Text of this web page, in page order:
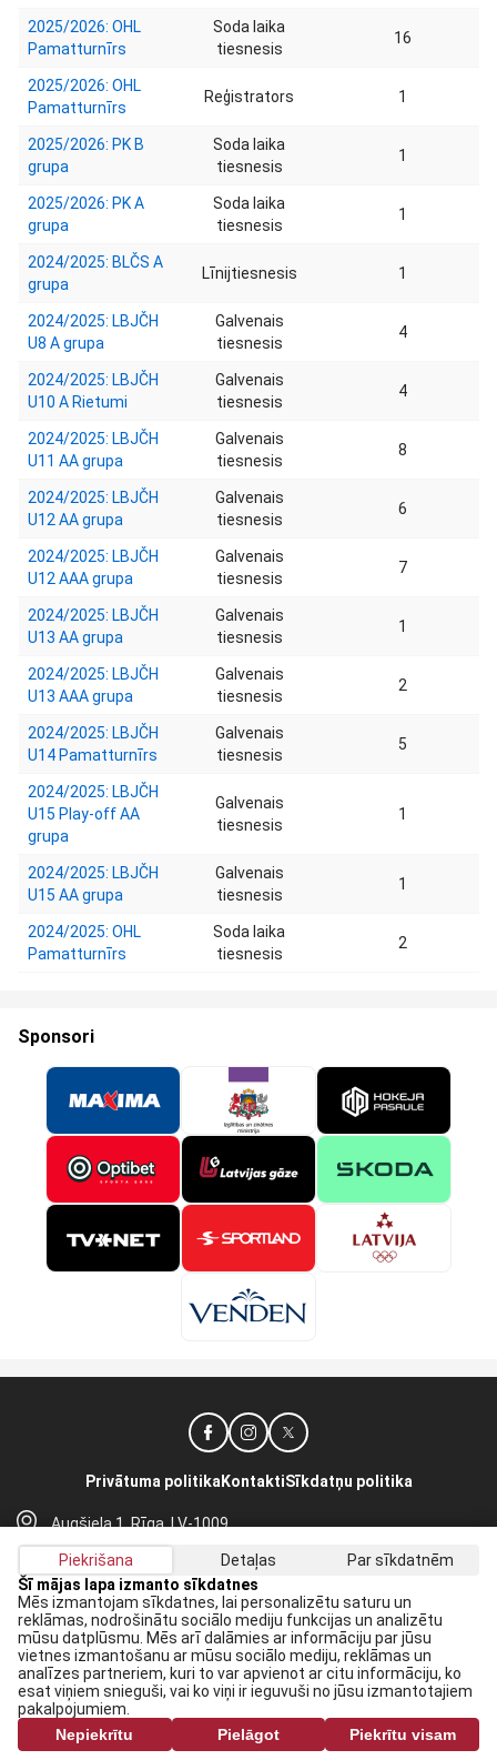
2025/2026: OHL
Pamatturnīrs
Soda laika
tiesnesis
16
2025/2026: OHL
Pamatturnīrs
Reģistrators 1
2025/2026: PK B
grupa
Soda laika
tiesnesis
1
2025/2026: PK A
grupa
Soda laika
tiesnesis
1
2024/2025: BLČS A
grupa
Līnijtiesnesis 1
2024/2025: LBJČH
U8 A grupa
Galvenais
tiesnesis
4
2024/2025: LBJČH
U10 A Rietumi
Galvenais
tiesnesis
4
2024/2025: LBJČH
U11 AA grupa
Galvenais
tiesnesis
8
2024/2025: LBJČH
U12 AA grupa
Galvenais
tiesnesis
6
2024/2025: LBJČH
U12 AAA grupa
Galvenais
tiesnesis
7
2024/2025: LBJČH
U13 AA grupa
Galvenais
tiesnesis
1
2024/2025: LBJČH
U13 AAA grupa
Galvenais
tiesnesis
2
2024/2025: LBJČH
U14 Pamatturnīrs
Galvenais
tiesnesis
5
2024/2025: LBJČH
U15 Play-off AA
grupa
Galvenais
tiesnesis
1
2024/2025: LBJČH
U15 AA grupa
Galvenais
tiesnesis
1
2024/2025: OHL
Pamatturnīrs
Soda laika
tiesnesis
2
Sponsori
Augšiela 1, Rīga, LV-1009
lhf@lhf.lv
+371 67565614
Privātuma politika KontaktiSīkdatņu politika
Saņem jaunākās ziņas savā E-pastā:
Pieteikties
Piekrītu savaidatu apstrādei
Visas tiesības rezervētas. Pārpublicēšanas gadījumā saite uz lhf.lv ir obligāta
Piekrišana Detaļas
Par sīkdatnēm
Šī mājas lapa izmanto sīkdatnes
Mēs izmantojam sīkdatnes, lai personalizētu saturu un
reklāmas, nodrošinātu sociālo mediju funkcijas un analizētu
mūsu datplūsmu. Mēs arī dalāmies ar informāciju par jūsu
vietnes izmantošanu ar mūsu sociālo mediju, reklāmas un
analīzes partneriem, kuri to var apvienot ar citu informāciju, ko
esat viņiem snieguši, vai ko viņi ir ieguvuši no jūsu izmantotajiem
pakalpojumiem.
Nepiekrītu
Pielāgot Piekrītu visam